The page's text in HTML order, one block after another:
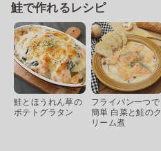
鮭で作れるレシピ
鮭とほうれん草の
ポテトグラタン
フライパン一つで
簡単 白菜と鮭のク
リーム煮